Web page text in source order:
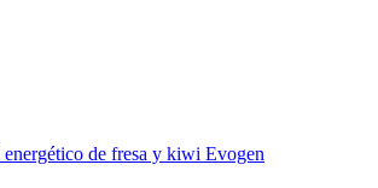
energético de fresa y kiwi Evogen